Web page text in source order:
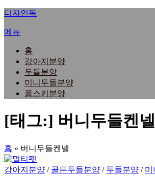
내
으
디자인독
메뉴
홈
강아지분양
두들분양
미니두들분양
폼스키분양
[태그:] 버니두들켄넬
홈 » 버니두들켄넬
강아지분양 / 골든두들분양 / 두들분양 / 미